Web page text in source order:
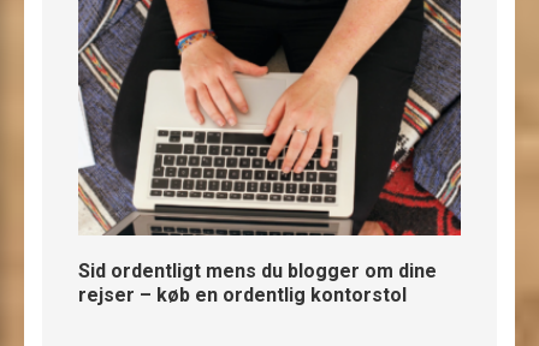
Sid ordentligt mens du blogger om dine
rejser – køb en ordentlig kontorstol